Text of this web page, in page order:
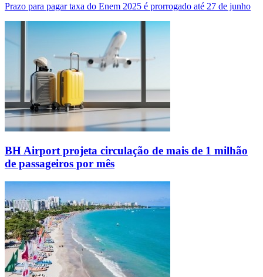
Prazo para pagar taxa do Enem 2025 é prorrogado até 27 de junho
BH Airport projeta circulação de mais de 1 milhão
de passageiros por mês